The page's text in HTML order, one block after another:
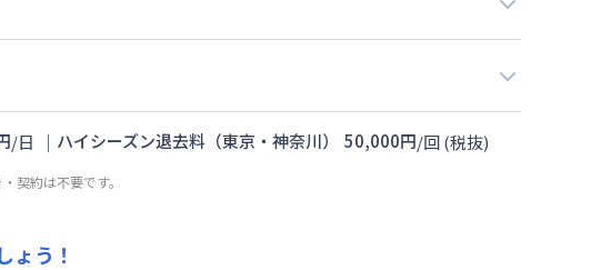
/日 ｜ ハイシーズン退去料（東京・神奈川） 50,000円/回(税抜)
契約は不要です。
ょう！